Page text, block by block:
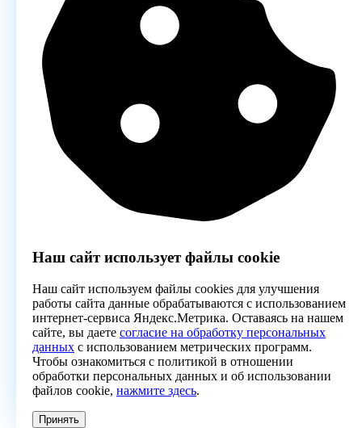
Наш сайт использует файлы cookie
Наш сайт используем файлы cookies для улучшения
работы сайта данные обрабатываются с использованием
интернет-сервиса Яндекс.Метрика. Оставаясь на нашем
сайте, вы даете согласие на обработку персональных
данных с использованием метрических программ.
Чтобы ознакомиться с политикой в отношении
обработки персональных данных и об использовании
файлов cookie, нажмите здесь.
Принять